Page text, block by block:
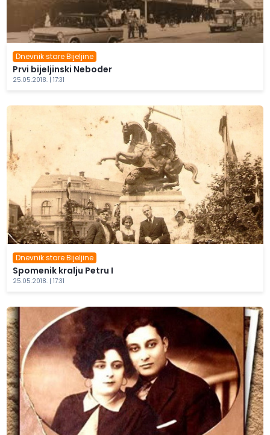
Dnevnik stare Bijeljine
Prvi bijeljinski Neboder
25.05.2018. | 17:31
Dnevnik stare Bijeljine
Spomenik kralju Petru I
25.05.2018. | 17:31